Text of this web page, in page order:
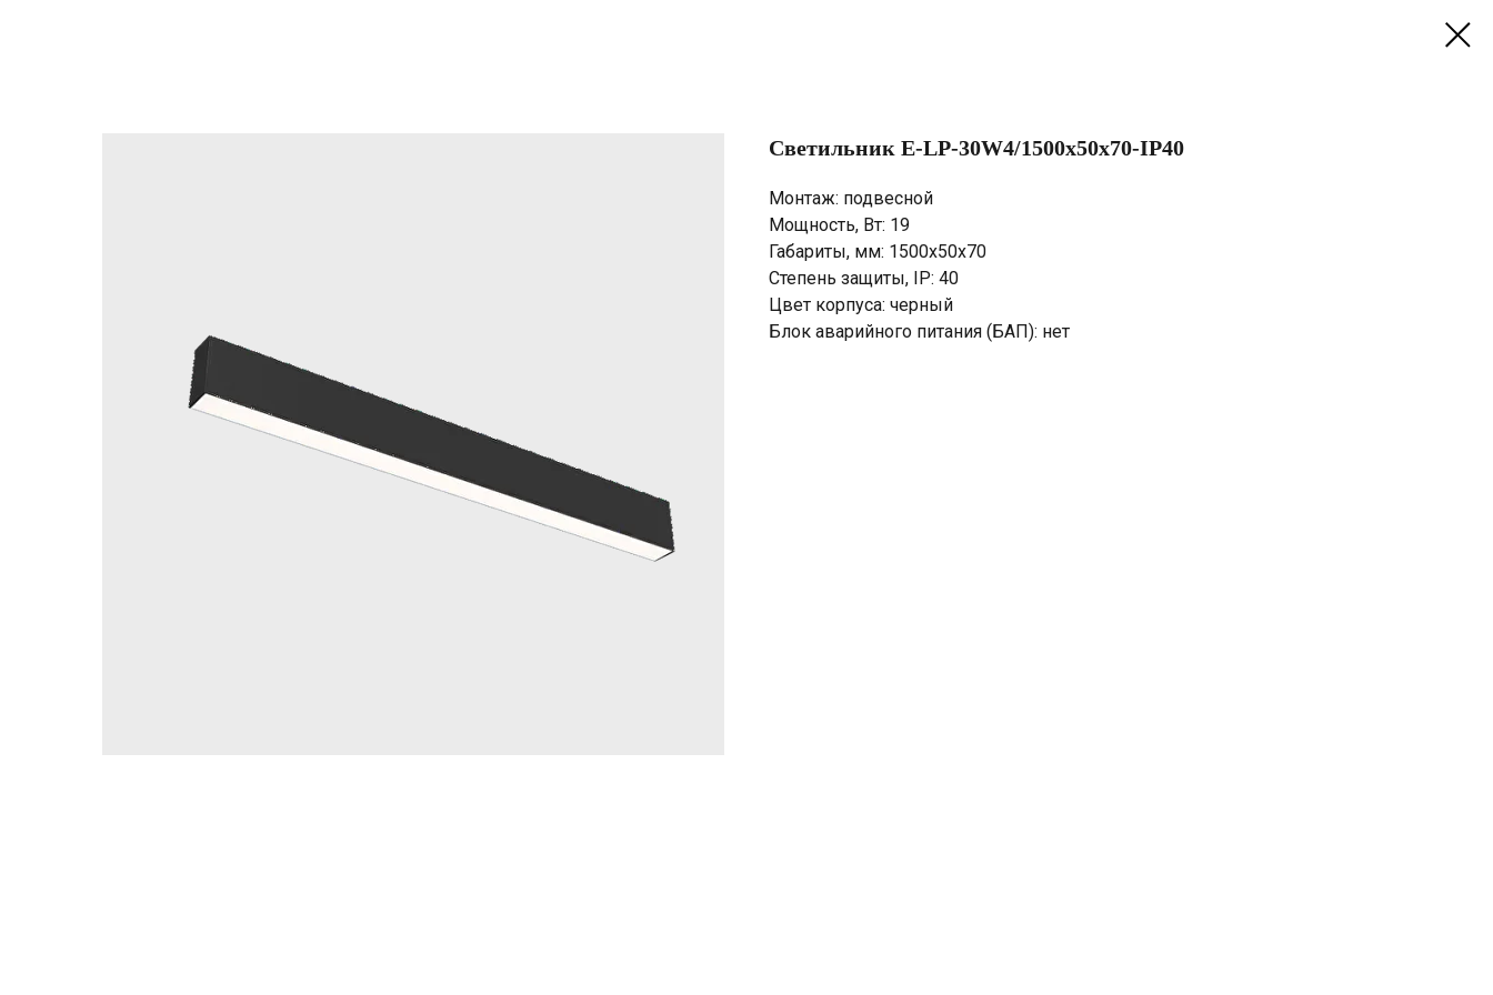
Светильник E-LP-30W4/1500х50х70-IP40
Монтаж: подвесной
Мощность, Вт: 19
Габариты, мм: 1500х50х70
Степень защиты, IP: 40
Цвет корпуса: черный
Блок аварийного питания (БАП): нет